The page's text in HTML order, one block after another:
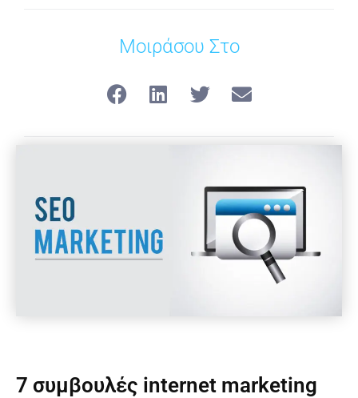
Μοιράσου Στο
7 συμβουλές internet marketing